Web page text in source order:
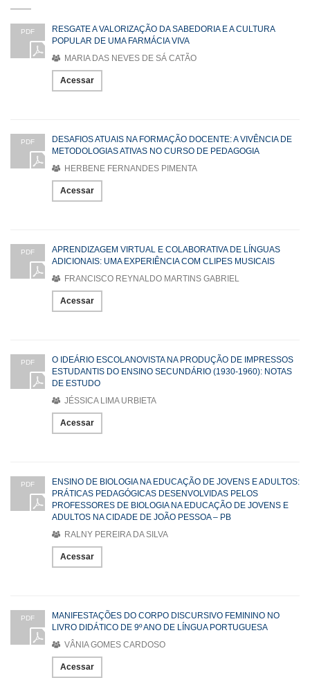
PDF
RESGATE A VALORIZAÇÃO DA SABEDORIA E A CULTURA
POPULAR DE UMA FARMÁCIA VIVA
MARIA DAS NEVES DE SÁ CATÃO
Acessar
PDF
DESAFIOS ATUAIS NA FORMAÇÃO DOCENTE: A VIVÊNCIA DE
METODOLOGIAS ATIVAS NO CURSO DE PEDAGOGIA
HERBENE FERNANDES PIMENTA
Acessar
PDF
APRENDIZAGEM VIRTUAL E COLABORATIVA DE LÍNGUAS
ADICIONAIS: UMA EXPERIÊNCIA COM CLIPES MUSICAIS
FRANCISCO REYNALDO MARTINS GABRIEL
Acessar
PDF
O IDEÁRIO ESCOLANOVISTA NA PRODUÇÃO DE IMPRESSOS
ESTUDANTIS DO ENSINO SECUNDÁRIO (1930-1960): NOTAS
DE ESTUDO
JÉSSICA LIMA URBIETA
Acessar
PDF
ENSINO DE BIOLOGIA NA EDUCAÇÃO DE JOVENS E ADULTOS:
PRÁTICAS PEDAGÓGICAS DESENVOLVIDAS PELOS
PROFESSORES DE BIOLOGIA NA EDUCAÇÃO DE JOVENS E
ADULTOS NA CIDADE DE JOÃO PESSOA – PB
RALNY PEREIRA DA SILVA
Acessar
PDF
MANIFESTAÇÕES DO CORPO DISCURSIVO FEMININO NO
LIVRO DIDÁTICO DE 9º ANO DE LÍNGUA PORTUGUESA
VÂNIA GOMES CARDOSO
Acessar